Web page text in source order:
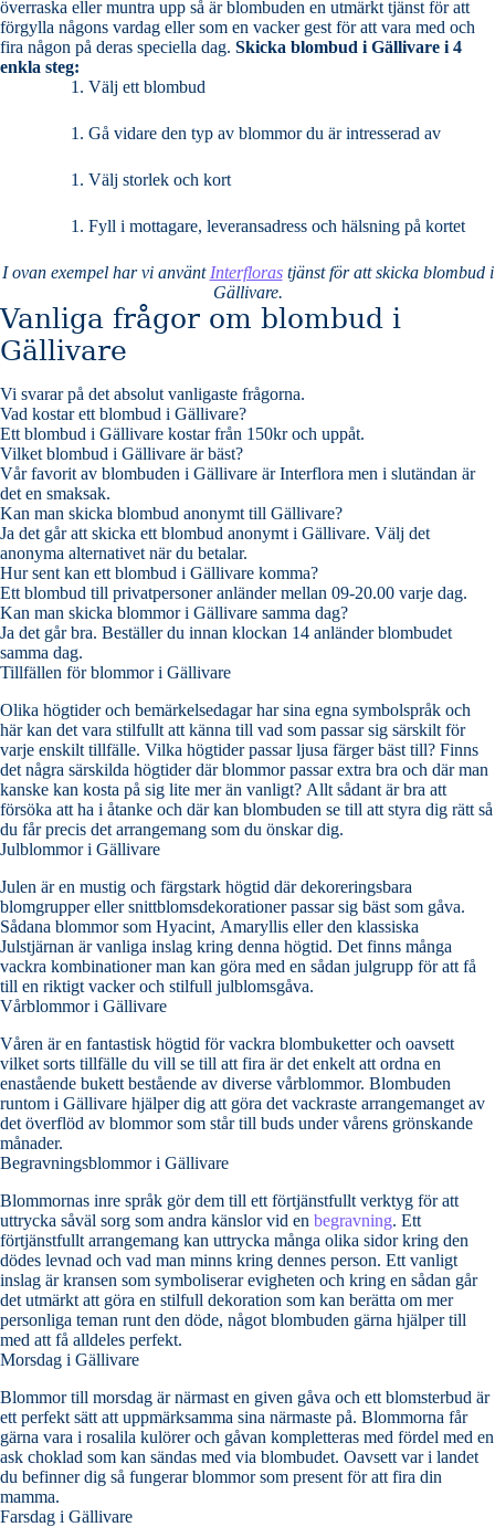
överraska eller muntra upp så är blombuden en utmärkt tjänst för att
förgylla någons vardag eller som en vacker gest för att vara med och
fira någon på deras speciella dag. Skicka blombud i Gällivare i 4
enkla steg:
Välj ett blombud
Gå vidare den typ av blommor du är intresserad av
Välj storlek och kort
Fyll i mottagare, leveransadress och hälsning på kortet
I ovan exempel har vi använt Interflorastjänst för att skicka blombud i
Gällivare.
Vanliga frågor om blombud i
Gällivare
Vi svarar på det absolut vanligaste frågorna.
Vad kostar ett blombud i Gällivare?
Ett blombud i Gällivare kostar från 150kr och uppåt.
Vilket blombud i Gällivare är bäst?
Vår favorit av blombuden i Gällivare är Interflora men i slutändan är
det en smaksak.
Kan man skicka blombud anonymt till Gällivare?
Ja det går att skicka ett blombud anonymt i Gällivare. Välj det
anonyma alternativet när du betalar.
Hur sent kan ett blombud i Gällivare komma?
Ett blombud till privatpersoner anländer mellan 09-20.00 varje dag.
Kan man skicka blommor i Gällivare samma dag?
Ja det går bra. Beställer du innan klockan 14 anländer blombudet
samma dag.
Tillfällen för blommor i Gällivare
Olika högtider och bemärkelsedagar har sina egna symbolspråk och
här kan det vara stilfullt att känna till vad som passar sig särskilt för
varje enskilt tillfälle. Vilka högtider passar ljusa färger bäst till? Finns
det några särskilda högtider där blommor passar extra bra och där man
kanske kan kosta på sig lite mer än vanligt? Allt sådant är bra att
försöka att ha i åtanke och där kan blombuden se till att styra dig rätt så
du får precis det arrangemang som du önskar dig.
Julblommor i Gällivare
Julen är en mustig och färgstark högtid där dekoreringsbara
blomgrupper eller snittblomsdekorationer passar sig bäst som gåva.
Sådana blommor som Hyacint, Amaryllis eller den klassiska
Julstjärnan är vanliga inslag kring denna högtid. Det finns många
vackra kombinationer man kan göra med en sådan julgrupp för att få
till en riktigt vacker och stilfull julblomsgåva.
Vårblommor i Gällivare
Våren är en fantastisk högtid för vackra blombuketter och oavsett
vilket sorts tillfälle du vill se till att fira är det enkelt att ordna en
enastående bukett bestående av diverse vårblommor. Blombuden
runtom i Gällivare hjälper dig att göra det vackraste arrangemanget av
det överflöd av blommor som står till buds under vårens grönskande
månader.
Begravningsblommor i Gällivare
Blommornas inre språk gör dem till ett förtjänstfullt verktyg för att
uttrycka såväl sorg som andra känslor vid en begravning. Ett
förtjänstfullt arrangemang kan uttrycka många olika sidor kring den
dödes levnad och vad man minns kring dennes person. Ett vanligt
inslag är kransen som symboliserar evigheten och kring en sådan går
det utmärkt att göra en stilfull dekoration som kan berätta om mer
personliga teman runt den döde, något blombuden gärna hjälper till
med att få alldeles perfekt.
Morsdag i Gällivare
Blommor till morsdag är närmast en given gåva och ett blomsterbud är
ett perfekt sätt att uppmärksamma sina närmaste på. Blommorna får
gärna vara i rosalila kulörer och gåvan kompletteras med fördel med en
ask choklad som kan sändas med via blombudet. Oavsett var i landet
du befinner dig så fungerar blommor som present för att fira din
mamma.
Farsdag i Gällivare